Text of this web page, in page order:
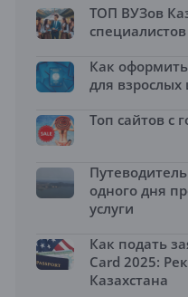
ТОП ВУЗов
Как
для взрослых
Топ сайтов с
одного дня
услуги
Как подать
Card 2025:
Казахстана